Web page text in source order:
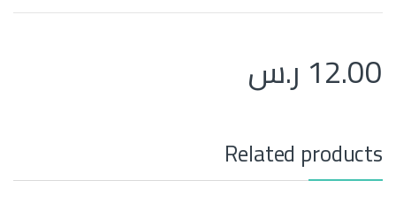
12.00 ر.س
Related products